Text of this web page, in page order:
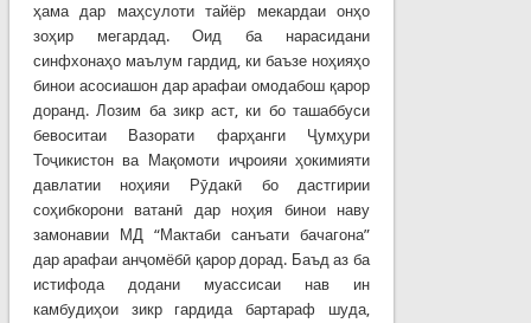
ҳама дар маҳсулоти тайёр мекардаи онҳо
зоҳир мегардад. Оид ба нарасидани
синфхонаҳо маълум гардид, ки баъзе ноҳияҳо
бинои асосиашон дар арафаи омодабош қарор
доранд. Лозим ба зикр аст, ки бо ташаббуси
бевоситаи Вазорати фарҳанги Ҷумҳури
Тоҷикистон ва Мақомоти иҷроияи ҳокимияти
давлатии ноҳияи Рӯдакӣ бо дастгирии
соҳибкорони ватанӣ дар ноҳия бинои наву
замонавии МД “Мактаби санъати бачагона”
дар арафаи анҷомёбӣ қарор дорад. Баъд аз ба
истифода додани муассисаи нав ин
камбудиҳои зикр гардида бартараф шуда,